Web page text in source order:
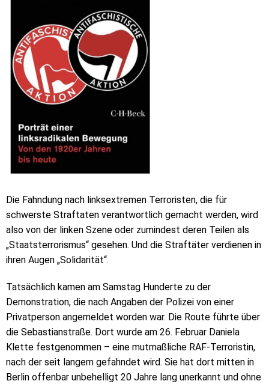
Die Fahndung nach linksextremen Terroristen, die für
schwerste Straftaten verantwortlich gemacht werden, wird
also von der linken Szene oder zumindest deren Teilen als
„Staatsterrorismus“ gesehen. Und die Straftäter verdienen in
ihren Augen „Solidarität“.
Tatsächlich kamen am Samstag Hunderte zu der
Demonstration, die nach Angaben der Polizei von einer
Privatperson angemeldet worden war. Die Route führte über
die Sebastianstraße. Dort wurde am 26. Februar Daniela
Klette festgenommen – eine mutmaßliche RAF-Terroristin,
nach der seit langem gefahndet wird. Sie hat dort mitten in
Berlin offenbar unbehelligt 20 Jahre lang unerkannt und ohne